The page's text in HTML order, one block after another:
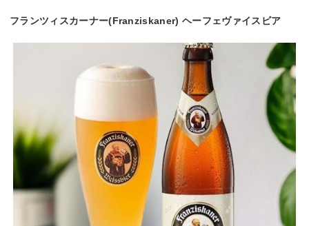
フランツィスカーナー(Franziskaner) ヘーフェヴァイスビア